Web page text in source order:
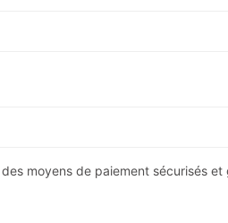
moyens de paiement sécurisés et